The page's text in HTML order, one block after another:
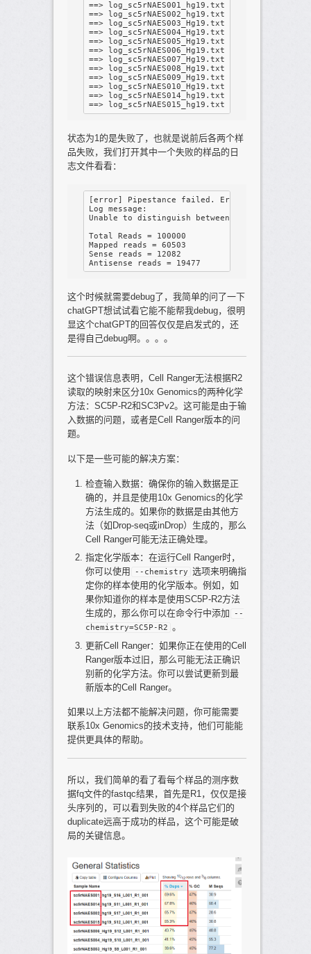
==> log_sc5rNAES001_hg19.txt <== Exit
==> log_sc5rNAES002_hg19.txt <== Exit
==> log_sc5rNAES003_Hg19.txt <== Exit
==> log_sc5rNAES004_Hg19.txt <== Exit
==> log_sc5rNAES005_Hg19.txt <== Exit
==> log_sc5rNAES006_Hg19.txt <== Exit
==> log_sc5rNAES007_Hg19.txt <== Exit
==> log_sc5rNAES008_Hg19.txt <== Exit
==> log_sc5rNAES009_Hg19.txt <== Exit
==> log_sc5rNAES010_Hg19.txt <== Exit
==> log_sc5rNAES014_hg19.txt <== Exit
状态为1的是失败了，也就是说前后各两个样
品失败，我们打开其中一个失败的样品的日
志文件看看：
[error] Pipestance failed. Error log at:
Log message:
Unable to distinguish between [SC5P-R2,
Total Reads = 100000
Mapped reads = 60503
Sense reads = 12082
这个时候就需要debug了，我简单的问了一下
chatGPT想试试看它能不能帮我debug，很明
显这个chatGPT的回答仅仅是启发式的，还
是得自己debug啊。。。。
这个错误信息表明，Cell Ranger无法根据R2
读取的映射来区分10x Genomics的两种化学
方法：SC5P-R2和SC3Pv2。这可能是由于输
入数据的问题，或者是Cell Ranger版本的问
题。
以下是一些可能的解决方案：
检查输入数据：确保你的输入数据是正
确的，并且是使用10x Genomics的化学
方法生成的。如果你的数据是由其他方
法（如Drop-seq或inDrop）生成的，那么
Cell Ranger可能无法正确处理。
指定化学版本：在运行Cell Ranger时，
你可以使用
--chemistry 选项来明确指
定你的样本使用的化学版本。例如，如
果你知道你的样本是使用SC5P-R2方法
生成的，那么你可以在命令行中添加
--
chemistry=SC5P-R2 。
更新Cell Ranger：如果你正在使用的Cell
Ranger版本过旧，那么可能无法正确识
别新的化学方法。你可以尝试更新到最
新版本的Cell Ranger。
如果以上方法都不能解决问题，你可能需要
联系10x Genomics的技术支持，他们可能能
提供更具体的帮助。
所以，我们简单的看了看每个样品的测序数
据fq文件的fastqc结果，首先是R1，仅仅是接
头序列的，可以看到失败的4个样品它们的
duplicate远高于成功的样品，这个可能是破
局的关键信息。